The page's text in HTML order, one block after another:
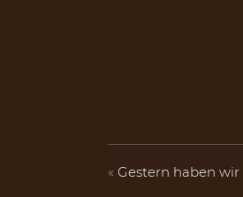
« Gestern haben wir